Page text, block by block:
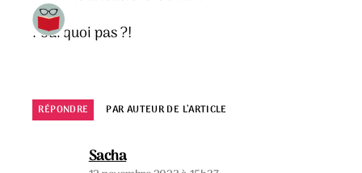
Pourquoi pas ?!
RÉPONDRE PAR AUTEUR DE L’ARTICLE
Sachadit :